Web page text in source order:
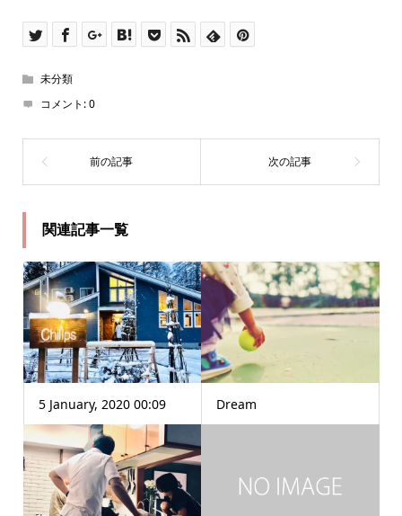
未分類
コメント:0
関連記事一覧
5 January, 2020 00:09 Dream